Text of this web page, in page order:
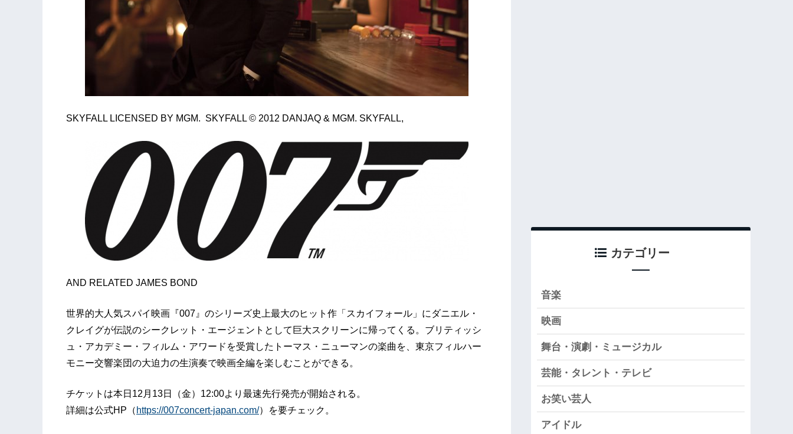
SKYFALL LICENSED BY MGM. SKYFALL © 2012 DANJAQ & MGM. SKYFALL,
AND RELATED JAMES BOND
世界的大人気スパイ映画『007』のシリーズ史上最大のヒット作「スカイフォール」にダニエル・
クレイグが伝説のシークレット・エージェントとして巨大スクリーンに帰ってくる。ブリティッシ
ュ・アカデミー・フィルム・アワードを受賞したトーマス・ニューマンの楽曲を、東京フィルハー
モニー交響楽団の大迫力の生演奏で映画全編を楽しむことができる。
チケットは本日12月13日（金）12:00より最速先行発売が開始される。
詳細は公式HP（ https://007concert-japan.com/）を要チェック。
カテゴリー
音楽
映画
舞台・演劇・ミュージカル
芸能・タレント・テレビ
お笑い芸人
アイドル